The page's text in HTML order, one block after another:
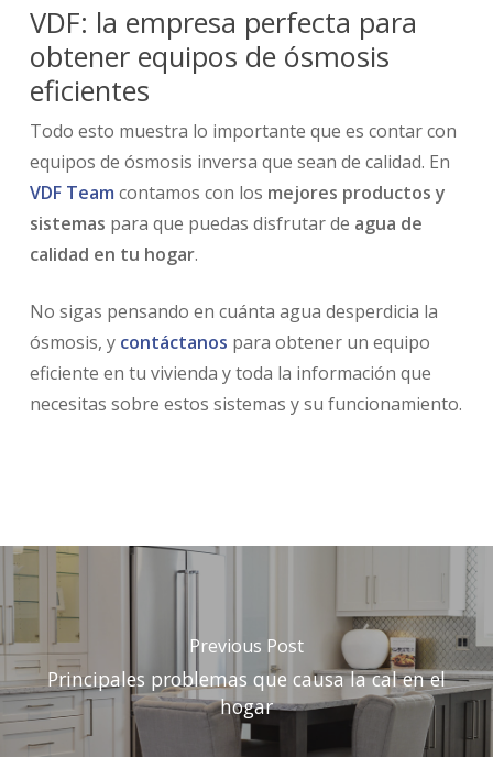
VDF: la empresa perfecta para
obtener equipos de ósmosis
eficientes
Todo esto muestra lo importante que es contar con
equipos de ósmosis inversa que sean de calidad. En
VDF Team contamos con los mejores productos y
sistemas para que puedas disfrutar de agua de
calidad en tu hogar.
No sigas pensando en cuánta agua desperdicia la
ósmosis, y contáctanos para obtener un equipo
eficiente en tu vivienda y toda la información que
necesitas sobre estos sistemas y su funcionamiento.
Previous Post
Principales problemas que causa la cal en el
hogar